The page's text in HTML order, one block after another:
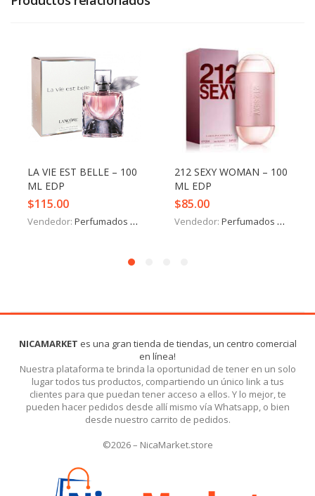
LA VIE EST BELLE – 100
ML EDP
$115.00
Vendedor: Perfumados y más
212 SEXY WOMAN – 100
ML EDP
$85.00
Vendedor: Perfumados y más
NICAMARKET es una gran tienda de tiendas, un centro comercial
en línea!
Nuestra plataforma te brinda la oportunidad de tener en un solo
lugar todos tus productos, compartiendo un único link a tus
clientes para que puedan tener acceso a ellos. Y lo mejor, te
pueden hacer pedidos desde allí mismo vía Whatsapp, o bien
desde nuestro carrito de pedidos.
©2026 – NicaMarket.store